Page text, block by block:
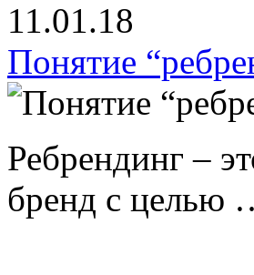
11.01.18
Понятие
Ребрендинг –
бренд с целью